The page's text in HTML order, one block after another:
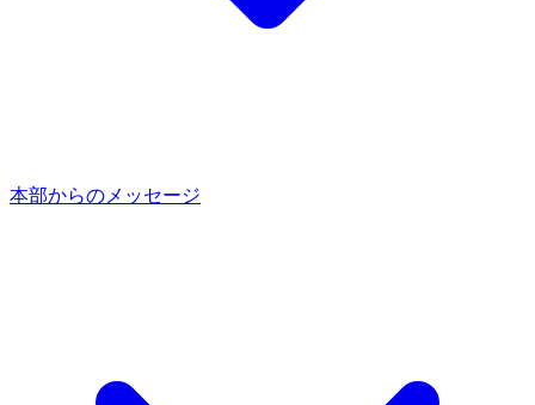
本部からのメッセージ